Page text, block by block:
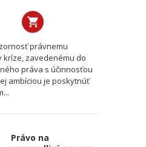
právnemu
kríze, zavedenému do
práva s účinnosťou
ambíciou je poskytnúť
Právo na